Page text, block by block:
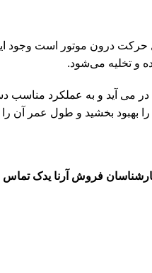
حرکت درون موتور است
و تخلیه می‌شود.
می آید و به عملکرد
بهبود بخشید و طول عمر آن را
کارشناسان فروش آرنا یدک تماس